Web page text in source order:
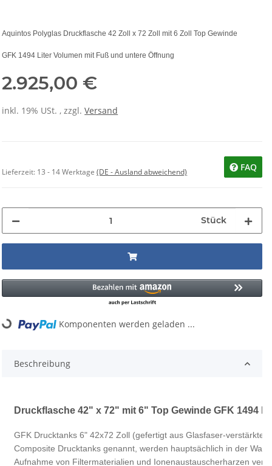
Aquintos Polyglas Druckflasche 42 Zoll x 72 Zoll mit 6 Zoll Top Gewinde
GFK 1494 Liter Volumen mit Fuß und untere Öffnung
2.925,00 €
inkl. 19% USt. , zzgl.Versand
Lieferzeit: 13 - 14 Werktage(DE - Ausland abweichend) FAQ
Stück
Komponenten werden geladen ...
Beschreibung
Druckflasche 42" x 72" mit 6" Top Gewinde GFK 1494
GFK Drucktanks 6" 42x72 Zoll (gefertigt aus Glasfaser-
Composite Drucktanks genannt, werden hauptsächlich in der
Aufnahme von Filtermaterialien und Ionenaustauscherharzen